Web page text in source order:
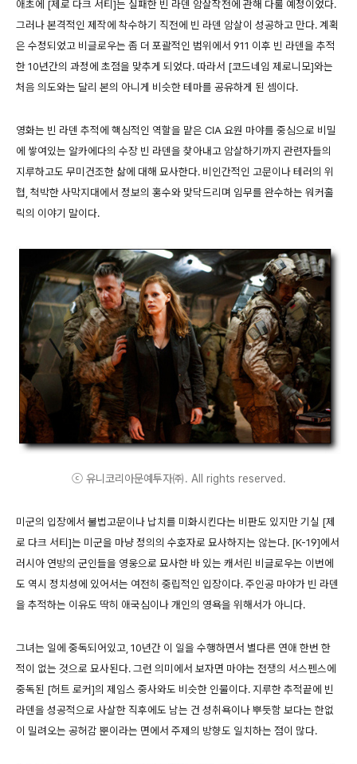
애초에 [제로 다크 서티]는 실패한 빈 라덴 암살작전에 관해 다룰 예정이었다.
그러나 본격적인 제작에 착수하기 직전에 빈 라덴 암살이 성공하고 만다. 계획
은 수정되었고 비글로우는 좀 더 포괄적인 범위에서 911 이후 빈 라덴을 추적
한 10년간의 과정에 초점을 맞추게 되었다. 따라서 [코드네임 제로니모]와는
처음 의도와는 달리 본의 아니게 비슷한 테마를 공유하게 된 셈이다.
영화는 빈 라덴 추적에 핵심적인 역할을 맡은 CIA 요원 마야를 중심으로 비밀
에 쌓여있는 알카에다의 수장 빈 라덴을 찾아내고 암살하기까지 관련자들의
지루하고도 무미건조한 삶에 대해 묘사한다. 비인간적인 고문이나 테러의 위
협, 척박한 사막지대에서 정보의 홍수와 맞닥드리며 임무를 완수하는 워커홀
릭의 이야기 말이다.
ⓒ 유니코리아문예투자㈜. All rights reserved.
미군의 입장에서 불법고문이나 납치를 미화시킨다는 비판도 있지만 기실 [제
로 다크 서티]는 미군을 마냥 정의의 수호자로 묘사하지는 않는다. [K-19]에서
러시아 연방의 군인들을 영웅으로 묘사한 바 있는 캐서린 비글로우는 이번에
도 역시 정치성에 있어서는 여전히 중립적인 입장이다. 주인공 마야가 빈 라덴
을 추적하는 이유도 딱히 애국심이나 개인의 영욕을 위해서가 아니다.
그녀는 일에 중독되어있고, 10년간 이 일을 수행하면서 별다른 연애 한번 한
적이 없는 것으로 묘사된다. 그런 의미에서 보자면 마야는 전쟁의 서스펜스에
중독된 [허트 로커]의 제임스 중사와도 비슷한 인물이다. 지루한 추적끝에 빈
라덴을 성공적으로 사살한 직후에도 남는 건 성취욕이나 뿌듯함 보다는 한없
이 밀려오는 공허감 뿐이라는 면에서 주제의 방향도 일치하는 점이 많다.